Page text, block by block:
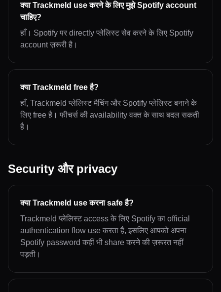
क्या Trackmeld use करने के लिए मुझे Spotify account
चाहिए?
हाँ। Spotify पर directly प्लेलिस्ट सेव करने के लिए Spotify
account ज़रूरी है।
क्या Trackmeld free है?
हाँ, Trackmeld प्लेलिस्ट मैचिंग और Spotify प्लेलिस्ट बनाने के
लिए free है। फीचर्स की availability वक्त के साथ बदल सकती
है।
Security और privacy
क्या Trackmeld use करना safe है?
Trackmeld प्लेलिस्ट access के लिए Spotify का official
authentication flow use करता है, इसलिए आपको अपना
Spotify password कहीं भी share करने की ज़रूरत नहीं
पड़ती।